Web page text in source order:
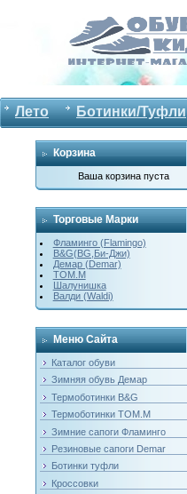
Лето Ботинки/Туфли
Корзина
Ваша корзина пуста
Торговые Марки
Фламинго (Flamingo)
B&G(BG,Би-Джи)
Демар (Demar)
ТОМ.М
Шалунишка
Валди (Waldi)
Меню Сайта
Каталог обуви
Зимняя обувь Демар
Термоботинки B&G
Термоботинки ТОМ.М
Зимние сапоги Фламинго
Резиновые сапоги Demar
Ботинки туфли
Кроссовки